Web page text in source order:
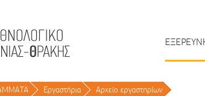
/ Εργαστήρια / Αρχείο εργαστηρίων /